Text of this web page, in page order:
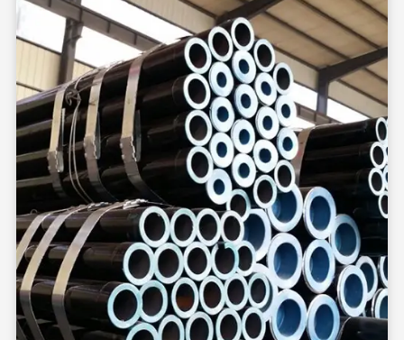
DIN 2391 DIN 2445
Tratamiento térmico: NBK(+N) GBK(+A) BK(+C) BKW(+LC)
BKS(+SR)